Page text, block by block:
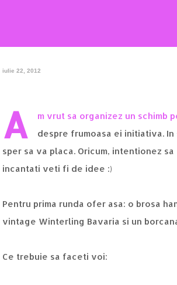
iulie 22, 2012
A m vrut sa organizez un schimb
despre frumoasa ei initiativa.
sper sa va placa. Oricum, intentionez
incantati veti fi de idee :)
Pentru prima runda ofer asa: o brosa
vintage Winterling Bavaria si un
Ce trebuie sa faceti voi: